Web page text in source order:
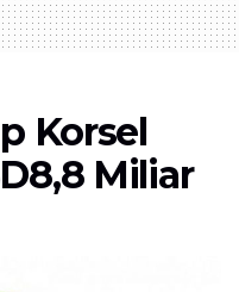
Korsel
Miliar